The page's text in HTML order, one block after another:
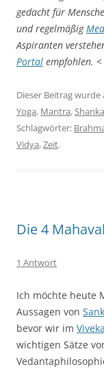
gedacht für
und regelmäßig
Aspiranten
Portal empfohlen. <
Dieser Beitrag wurde
Yoga, Mantra,
Schlagwörter:
Vidya,Zeit.
Die 4
1 Antwort
Ich möchte heute
Aussagen von
bevor wir im Viveka
wichtigen Sätze